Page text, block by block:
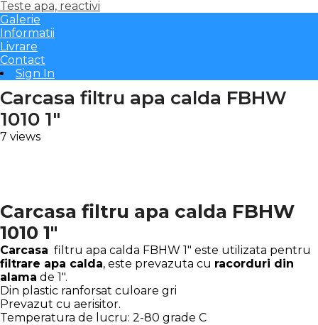
Teste apa, reactivi
Galerie
Informatii
Livrare
Contact
Sign In
Carcasa filtru apa calda FBHW
1010 1″
7 views
Carcasa filtru apa calda FBHW
1010 1″
Carcasa filtru apa calda FBHW 1″ este utilizata pentru
filtrare apa calda, este prevazuta cu racorduri din
alama de 1″.
Din plastic ranforsat culoare gri
Prevazut cu aerisitor.
Temperatura de lucru: 2-80 grade C